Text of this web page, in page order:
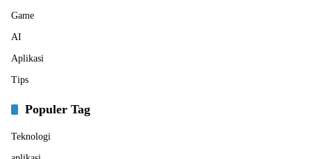
Game
AI
Aplikasi
Tips
Populer Tag
Teknologi